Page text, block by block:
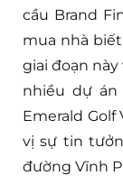
cầu Brand
mua nhà
giai đoạn
nhiều dự án
Emerald
vị sự tin
đường Vĩnh